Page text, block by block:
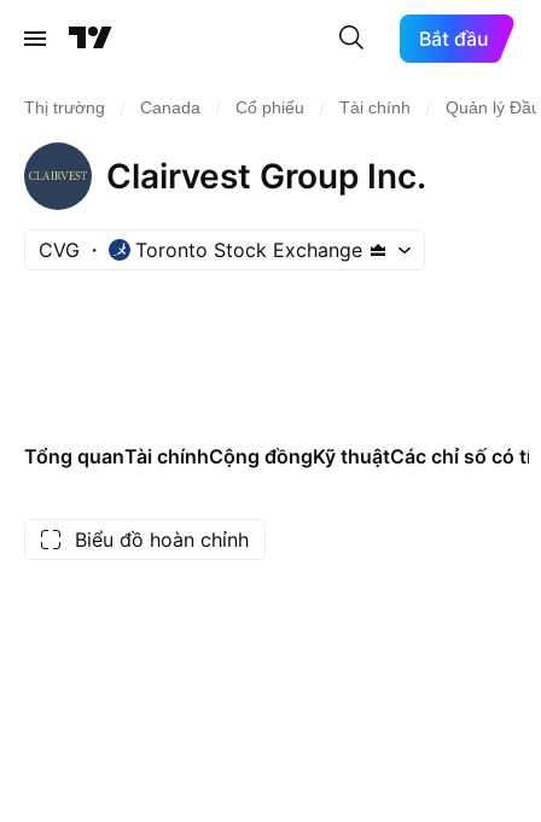
Bắt đầu
Thị trường Canada Cổ phiếu Tài chính Quản lý
Clairvest Group Inc.
CVG Toronto Stock Exchange
Tổng quanTài chínhCộng đồngKỹ thuậtCác chỉ số có
Biểu đồ hoàn chỉnh